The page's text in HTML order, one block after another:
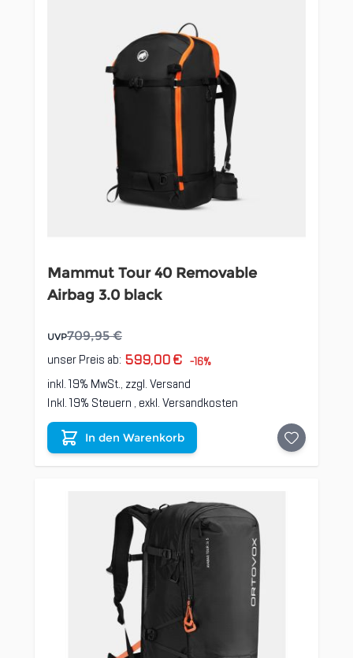
Mammut Tour 40 Removable
Airbag 3.0 black
UVP709,95 €
unser Preis ab: 599,00 € -16%
inkl. 19% MwSt., zzgl.Versand
Inkl. 19% Steuern , exkl.Versandkosten
In den Warenkorb